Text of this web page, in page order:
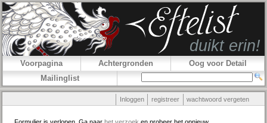
Voorpagina Achtergronden
Oog voor Detail
Mailinglist
Inloggen registreer wachtwoord vergeten
Formulier is verlopen. Ga naar het verzoek en probeer het opnieuw.